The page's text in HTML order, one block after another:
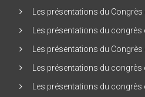
Les présentations du Congrès
Les présentations du congrès
Les présentations du Congrès
Les présentations du congrès
Les présentations du congrès